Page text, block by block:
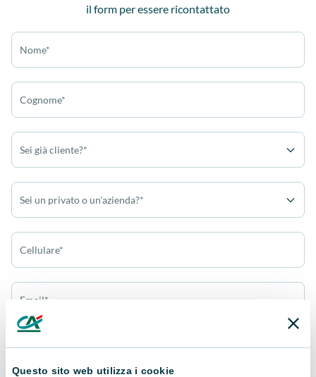
Questo sito web utilizza i cookie
il form per essere ricontattato
Nome*
Cognome*
Sei già cliente?*
Sei un privato o un'azienda?*
Cellulare*
Email*
Oggetto della richiesta